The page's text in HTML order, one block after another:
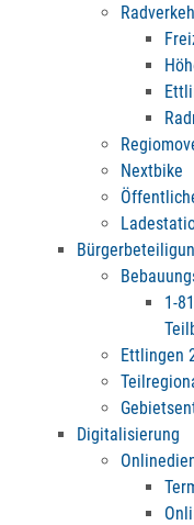
Nextbike
1-
Ettlingen
Digitalisierung